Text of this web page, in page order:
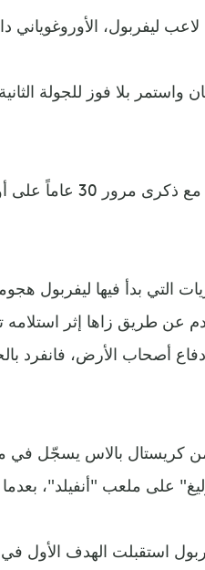
بلا فوز للجولة
وصادفت هذه
التي بدأ فيها ليفربول
عن طريق زاها إثر استلامه
أصحاب الأرض، فانفرد
كريستال بالاس يسجّل في
استقبلت الهدف الأول